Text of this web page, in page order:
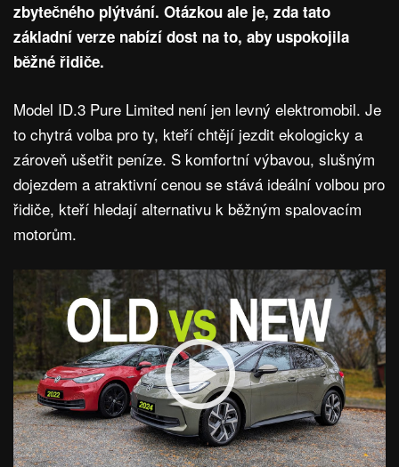
zbytečného plýtvání. Otázkou ale je, zda tato
základní verze nabízí dost na to, aby uspokojila
běžné řidiče.
Model ID.3 Pure Limited není jen levný elektromobil. Je
to chytrá volba pro ty, kteří chtějí jezdit ekologicky a
zároveň ušetřit peníze. S komfortní výbavou, slušným
dojezdem a atraktivní cenou se stává ideální volbou pro
řidiče, kteří hledají alternativu k běžným spalovacím
motorům.